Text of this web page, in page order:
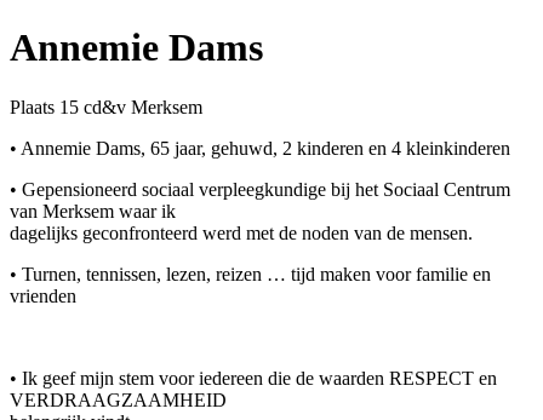
Annemie Dams
Plaats 15 cd&v Merksem
• Annemie Dams, 65 jaar, gehuwd, 2 kinderen en 4 kleinkinderen
• Gepensioneerd sociaal verpleegkundige bij het Sociaal Centrum
van Merksem waar ik
dagelijks geconfronteerd werd met de noden van de mensen.
• Turnen, tennissen, lezen, reizen … tijd maken voor familie en
vrienden
• Ik geef mijn stem voor iedereen die de waarden RESPECT en
VERDRAAGZAAMHEID